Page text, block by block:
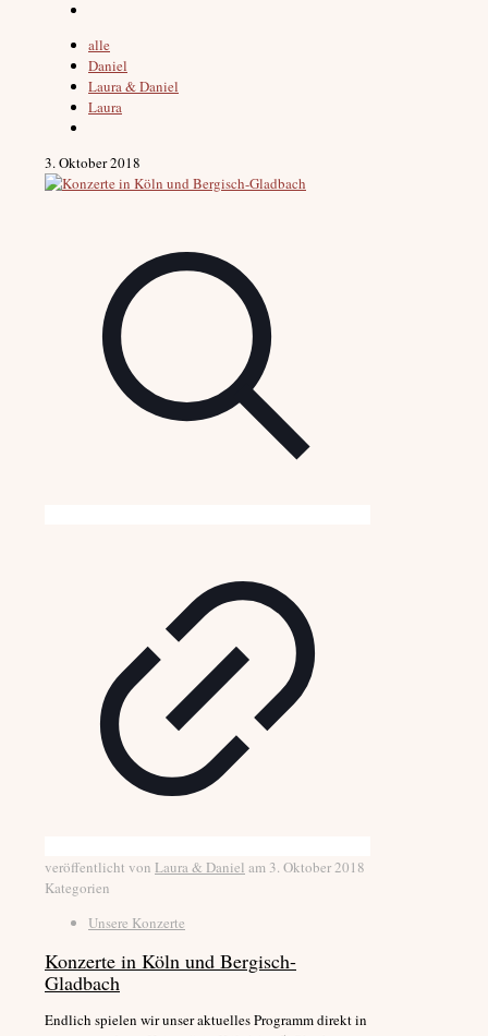
alle
Daniel
Laura & Daniel
Laura
3. Oktober 2018
veröffentlicht von Laura & Daniel am 3. Oktober 2018
Kategorien
Unsere Konzerte
Konzerte in Köln und Bergisch-
Gladbach
Endlich spielen wir unser aktuelles Programm direkt in